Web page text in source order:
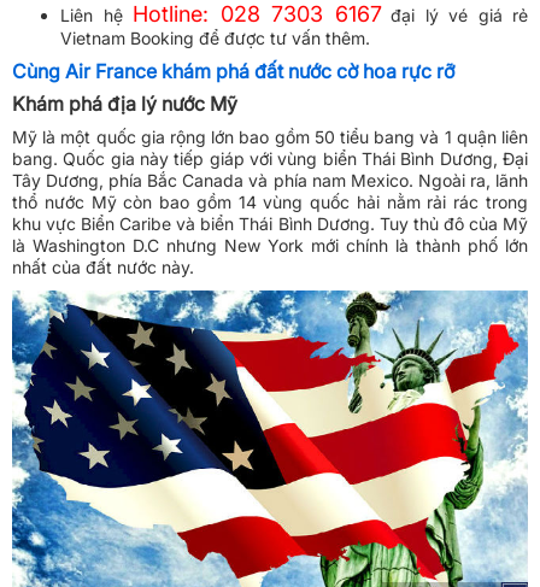
Liên hệ Hotline: 028 7303 6167 đại lý vé giá rẻ
Vietnam Booking để được tư vấn thêm.
Cùng Air France khám phá đất nước cờ hoa rực rỡ
Khám phá địa lý nước Mỹ
Mỹ là một quốc gia rộng lớn bao gồm 50 tiểu bang và 1 quận liên
bang. Quốc gia này tiếp giáp với vùng biển Thái Bình Dương, Đại
Tây Dương, phía Bắc Canada và phía nam Mexico. Ngoài ra, lãnh
thổ nước Mỹ còn bao gồm 14 vùng quốc hải nằm rải rác trong
khu vực Biển Caribe và biển Thái Bình Dương. Tuy thủ đô của Mỹ
là Washington D.C nhưng New York mới chính là thành phố lớn
nhất của đất nước này.